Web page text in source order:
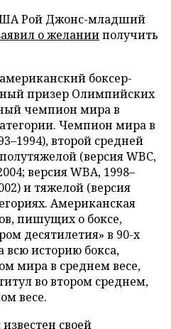
Рой Джонс-младший
о желанииполучить
боксер-
призер Олимпийских
чемпион мира в
Чемпион мира в
второй средней
(версия WBC,
версия WBA, 1998–
и тяжелой (версия
Американская
пишущих о боксе,
десятилетия» в 90-х
всю историю бокса,
мира в среднем весе,
во втором среднем,
весе.
своей